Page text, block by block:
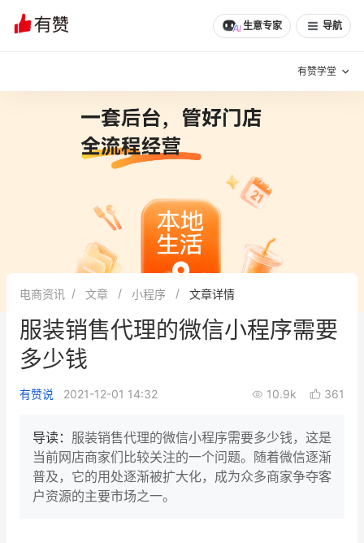
生意专家 导航
有赞学堂
增长方法
有赞专家说
新零售最佳实践
面对面聊增长
新零售大会
增长产品指南
智库
电商资讯 文章 小程序 文章详情
服装销售代理的微信小程序需要
多少钱
有赞说 2021-12-01 14:32 10.9k 361
导读： 服装销售代理的微信小程序需要多少钱，这是
当前网店商家们比较关注的一个问题。随着微信逐渐
普及，它的用处逐渐被扩大化，成为众多商家争夺客
户资源的主要市场之一。